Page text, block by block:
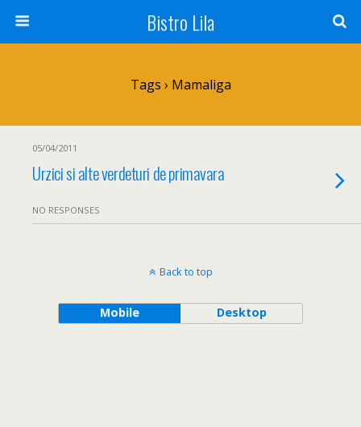
Bistro Lila
Tags › Mamaliga
05/04/2011
Urzici si alte verdeturi de primavara
NO RESPONSES
Back to top
Mobile Desktop